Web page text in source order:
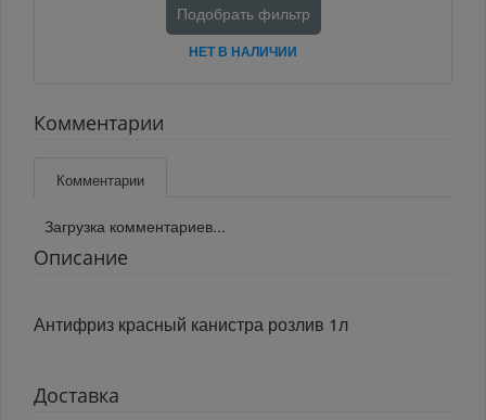
Подобрать фильтр
НЕТ В НАЛИЧИИ
Комментарии
Комментарии
Загрузка комментариев...
Описание
Антифриз красный канистра розлив 1л
Доставка